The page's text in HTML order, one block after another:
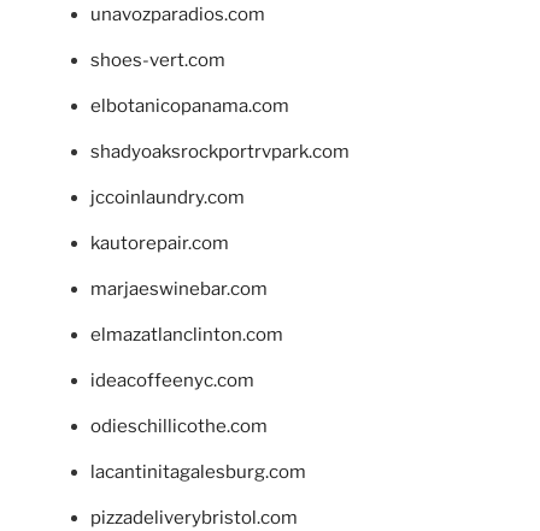
unavozparadios.com
shoes-vert.com
elbotanicopanama.com
shadyoaksrockportrvpark.com
jccoinlaundry.com
kautorepair.com
marjaeswinebar.com
elmazatlanclinton.com
ideacoffeenyc.com
odieschillicothe.com
lacantinitagalesburg.com
pizzadeliverybristol.com